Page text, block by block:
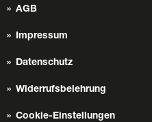
AGB
Impressum
Datenschutz
Widerrufsbelehrung
Cookie-Einstellungen